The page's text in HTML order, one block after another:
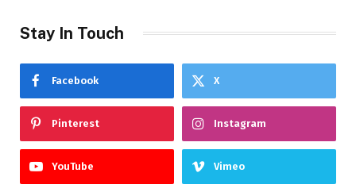
Stay In Touch
Facebook X
Pinterest Instagram
YouTube Vimeo